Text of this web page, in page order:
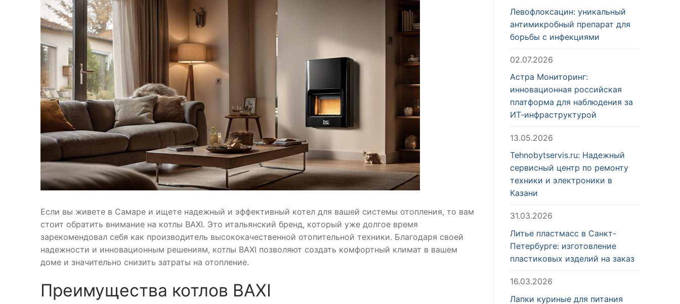
Если вы живете в Самаре и ищете надежный и эффективный котел для вашей системы отопления, то вам
стоит обратить внимание на котлы BAXI. Это итальянский бренд, который уже долгое время
зарекомендовал себя как производитель высококачественной отопительной техники. Благодаря своей
надежности и инновационным решениям, котлы BAXI позволяют создать комфортный климат в вашем
доме и значительно снизить затраты на отопление.
Преимущества котлов BAXI
Левофлоксацин: уникальный
антимикробный препарат для
борьбы с инфекциями
02.07.2026
Астра Мониторинг:
инновационная российская
платформа для наблюдения за
ИТ-инфраструктурой
13.05.2026
Tehnobytservis.ru: Надежный
сервисный центр по ремонту
техники и электроники в
Казани
31.03.2026
Литье пластмасс в Санкт-
Петербурге: изготовление
пластиковых изделий на заказ
16.03.2026
Лапки куриные для питания